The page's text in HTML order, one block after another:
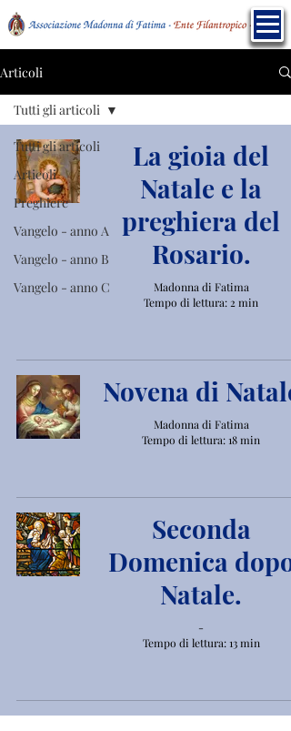
Articoli
Tutti gli articoli
Articoli
Preghiere
Vangelo - anno A
Vangelo - anno B
Vangelo - anno C
Tutti gli articoli
La gioia del
Natale e la
preghiera del
Rosario.
Madonna di Fatima
Tempo di lettura: 2 min
Novena di Natale
Madonna di Fatima
Tempo di lettura: 18 min
Seconda
Domenica dopo
Natale.
-
Tempo di lettura: 13 min